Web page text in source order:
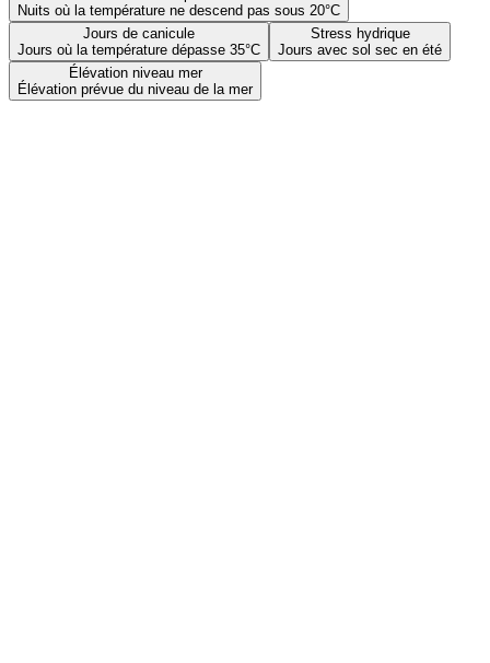
Nuits où la température ne descend pas sous 20°C
Jours de canicule
Jours où la température dépasse 35°C
Stress hydrique
Jours avec sol sec en été
Élévation niveau mer
Élévation prévue du niveau de la mer